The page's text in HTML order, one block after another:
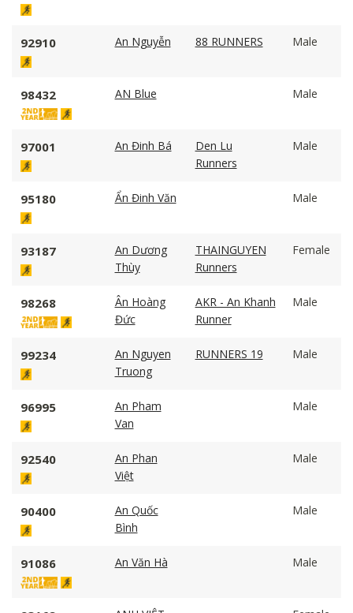
92910 An Nguyễn 88 RUNNERS Male
98432 AN Blue Male
97001 An Đinh Bá
Den Lu
Runners
Male
95180 Ẩn Đinh Văn Male
93187
An Dương
Thùy
THAINGUYEN
Runners
Female
98268
Ân Hoàng
Đức
AKR - An Khanh
Runner
Male
99234
An Nguyen
Truong
RUNNERS 19 Male
96995
An Pham
Van
Male
92540
An Phan
Việt
Male
90400
An Quốc
Bình
Male
91086 An Văn Hà Male